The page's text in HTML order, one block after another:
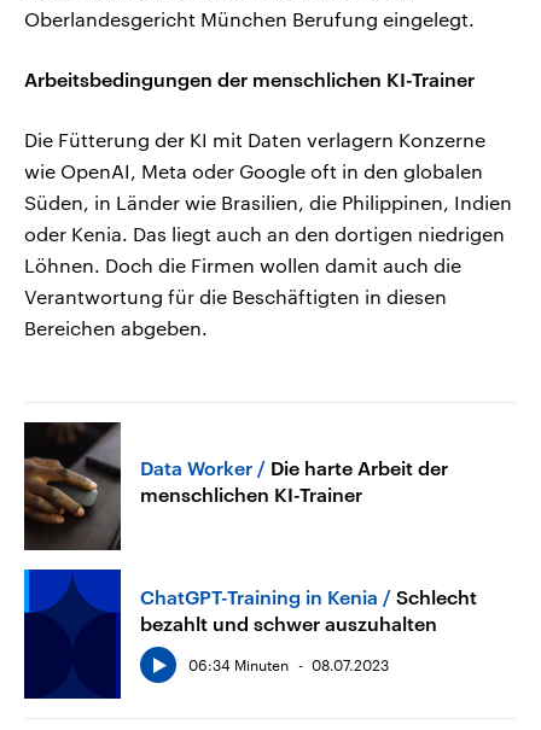
Oberlandesgericht München Berufung eingelegt.
Arbeitsbedingungen der menschlichen KI-Trainer
Die Fütterung der KI mit Daten verlagern Konzerne
wie OpenAI, Meta oder Google oft in den globalen
Süden, in Länder wie Brasilien, die Philippinen, Indien
oder Kenia. Das liegt auch an den dortigen niedrigen
Löhnen. Doch die Firmen wollen damit auch die
Verantwortung für die Beschäftigten in diesen
Bereichen abgeben.
Data Worker
Die harte Arbeit der
menschlichen KI-Trainer
ChatGPT-Training in Kenia
Schlecht
bezahlt und schwer auszuhalten
06:34 Minuten 08.07.2023